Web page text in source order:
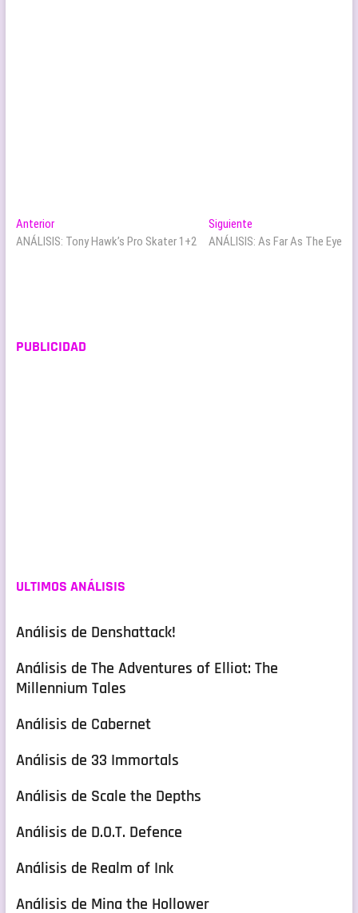
Navegación
de
AnteriorEntrada
anterior:
ANÁLISIS: Tony Hawk’s Pro Skater 1+2
Siguiente
siguiente:
ANÁLISIS: As Far As The Eye
PUBLICIDAD
ULTIMOS ANÁLISIS
Análisis de Denshattack!
Análisis de The Adventures of Elliot: The
Millennium Tales
Análisis de Cabernet
Análisis de 33 Immortals
Análisis de Scale the Depths
Análisis de D.O.T. Defence
Análisis de Realm of Ink
Análisis de Mina the Hollower